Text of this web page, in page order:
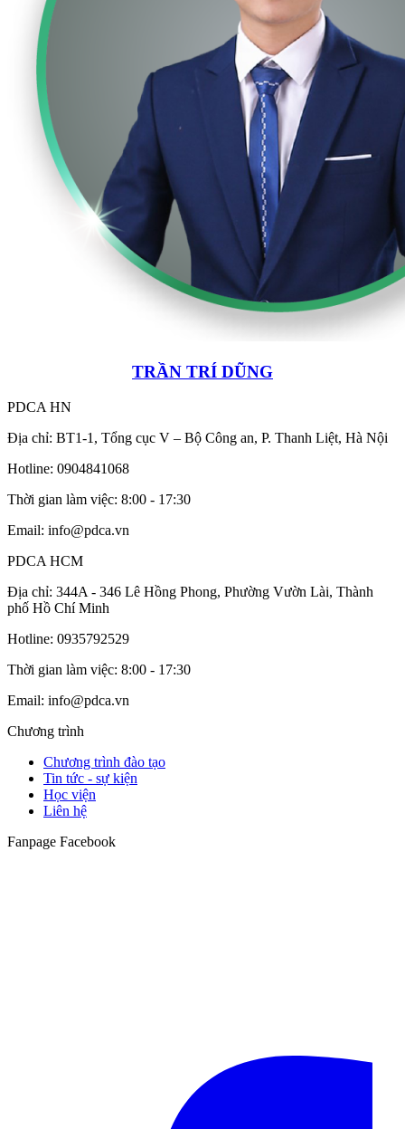
TRẦN TRÍ DŨNG
PDCA HN
Địa chỉ: BT1-1, Tổng cục V – Bộ Công an, P. Thanh Liệt, Hà Nội
Hotline: 0904841068
Thời gian làm việc: 8:00 - 17:30
Email: info@pdca.vn
PDCA HCM
Địa chỉ: 344A - 346 Lê Hồng Phong, Phường Vườn Lài, Thành
phố Hồ Chí Minh
Hotline: 0935792529
Thời gian làm việc: 8:00 - 17:30
Email: info@pdca.vn
Chương trình
Chương trình đào tạo
Tin tức - sự kiện
Học viện
Liên hệ
Fanpage Facebook